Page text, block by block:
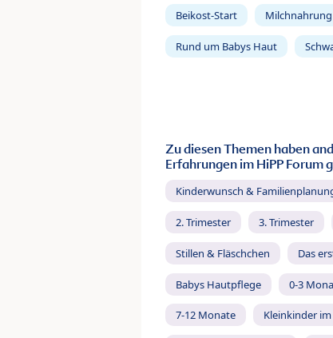
Beikost-Start Milchnahrung
Rund um Babys Haut
Zu diesen Themen haben
Erfahrungen im HiPP Forum
Kinderwunsch &
2. Trimester 3. Trimester
Stillen & Fläschchen Das
Babys Hautpflege 0-3
7-12 Monate Kleinkinder